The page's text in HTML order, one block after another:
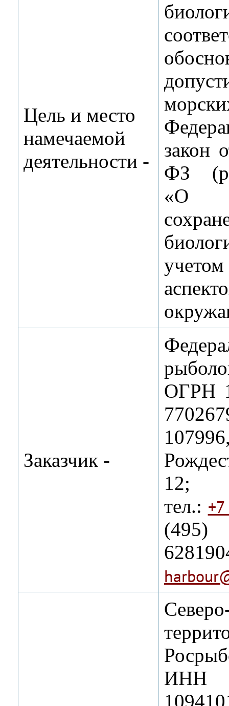
Цель и место
намечаемой
деятельности ‑
закон
ФЗ
«О
Заказчик ‑
ОГРН
12;
тел.:
(495)
ИНН